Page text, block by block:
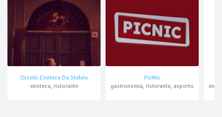
Circolo Enoteca Da Stelvio
enoteca, ristorante
PicNic
gastronomia, ristorante, asporto